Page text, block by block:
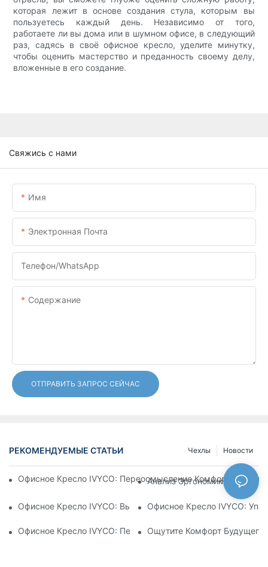
которая лежит в основе создания стула, которым вы
пользуетесь каждый день. Независимо от того,
работаете ли вы дома или в шумном офисе, в следующий
раз, садясь в своё офисное кресло, уделите минутку,
чтобы оценить мастерство и преданность своему делу,
вложенные в его создание.
Свяжись с нами
Имя
Электронная Почта
Телефон/WhatsApp
Содержание
ОТПРАВИТЬ ЗАПРОС СЕЙЧАС
РЕКОМЕНДУЕМЫЕ СТАТЬИ Новости
Чехлы
Офисное Кресло IVYCO: Переосмысление Комфорта В
Анализ Эргономики:
Офисное Кресло IVYCO: Высочайший Комфорт Благодаря
Офисное Кресло IVYCO:
Офисное Кресло IVYCO: Переосмысление Комфорта На
Ощутите Комфорт